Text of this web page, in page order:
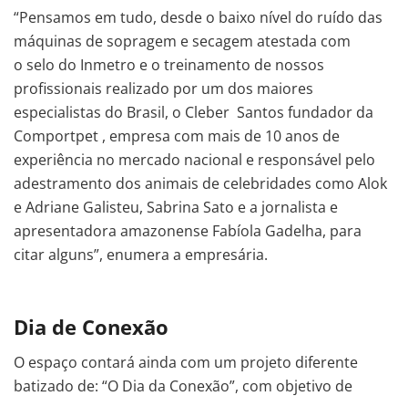
“Pensamos em tudo, desde o baixo nível do ruído das
máquinas de sopragem e secagem atestada com
o selo do Inmetro e o treinamento de nossos
profissionais realizado por um dos maiores
especialistas do Brasil, o Cleber Santos fundador da
Comportpet , empresa com mais de 10 anos de
experiência no mercado nacional e responsável pelo
adestramento dos animais de celebridades como Alok
e Adriane Galisteu, Sabrina Sato e a jornalista e
apresentadora amazonense Fabíola Gadelha, para
citar alguns”, enumera a empresária.
Dia de Conexão
O espaço contará ainda com um projeto diferente
batizado de: “O Dia da Conexão”, com objetivo de